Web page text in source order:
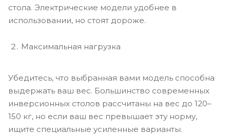
стола. Электрические модели удобнее в
использовании, но стоят дороже.
Максимальная нагрузка
Убедитесь, что выбранная вами модель способна
выдержать ваш вес. Большинство современных
инверсионных столов рассчитаны на вес до 120–
150 кг, но если ваш вес превышает эту норму,
ищите специальные усиленные варианты.